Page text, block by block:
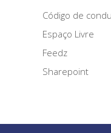
Código de
Espaço Livre
Feedz
Sharepoint